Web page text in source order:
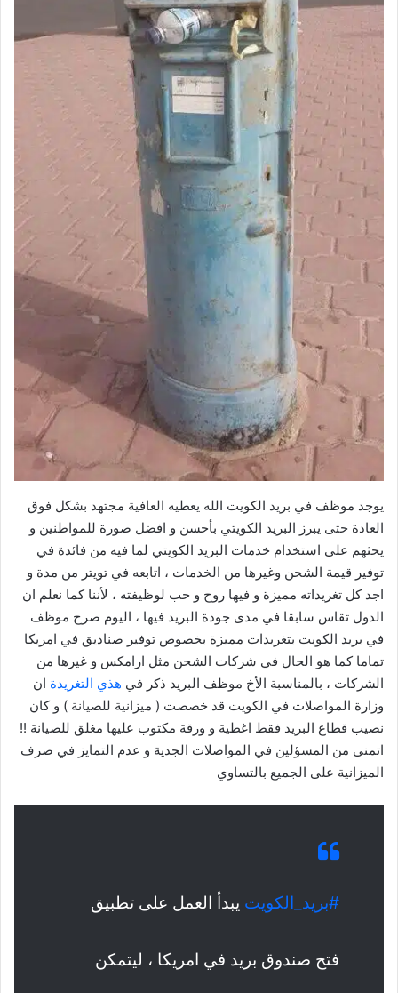
يوجد موظف في بريد الكويت الله يعطيه العافية مجتهد بشكل فوق
العادة حتى يبرز البريد الكويتي بأحسن و افضل صورة للمواطنين و
يحثهم على استخدام خدمات البريد الكويتي لما فيه من فائدة في
توفير قيمة الشحن وغيرها من الخدمات ، اتابعه في تويتر من مدة و
اجد كل تغريداته مميزة و فيها روح و حب لوظيفته ، لأننا كما نعلم ان
الدول تقاس سابقا في مدى جودة البريد فيها ، اليوم صرح موظف
في بريد الكويت بتغريدات مميزة بخصوص توفير صناديق في امريكا
تماما كما هو الحال في شركات الشحن مثل ارامكس و غيرها من
الشركات ، بالمناسبة الأخ موظف البريد ذكر في هذي التغريدة ان
وزارة المواصلات في الكويت قد خصصت ( ميزانية للصيانة ) و كان
نصيب قطاع البريد فقط اغطية و ورقة مكتوب عليها مغلق للصيانة !!
اتمنى من المسؤلين في المواصلات الجدية و عدم التمايز في صرف
الميزانية على الجميع بالتساوي
#بريد_الكويت يبدأ العمل على تطبيق
فتح صندوق بريد في امريكا ، ليتمكن